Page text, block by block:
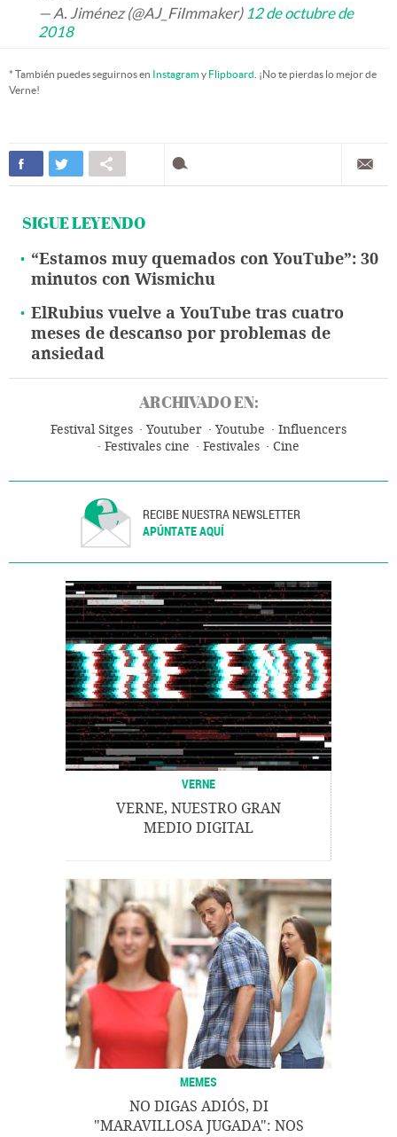
— A. Jiménez (@AJ_FiImmaker) 12 de octubre de
2018
* También puedes seguirnos en Instagramy Flipboard . ¡No te pierdas lo mejor de
Verne!
SIGUE LEYENDO
“Estamos muy quemados con YouTube”: 30
minutos con Wismichu
ElRubius vuelve a YouTube tras cuatro
meses de descanso por problemas de
ansiedad
ARCHIVADO EN:
Festival Sitges Youtuber Youtube
Influencers
Festivales cine
Festivales Cine
RECIBE NUESTRA NEWSLETTER
APÚNTATE AQUÍ
VERNE
VERNE, NUESTRO GRAN
MEDIO DIGITAL
MEMES
NO DIGAS ADIÓS, DI
"MARAVILLOSA JUGADA": NOS